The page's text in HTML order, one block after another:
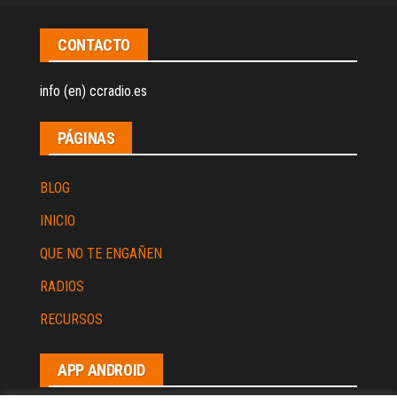
CONTACTO
info (en) ccradio.es
PÁGINAS
BLOG
INICIO
QUE NO TE ENGAÑEN
RADIOS
RECURSOS
APP ANDROID